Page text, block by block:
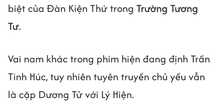
biệt của Đàn Kiện Thứ trong Trường Tương
Tư.
Vai nam khác trong phim hiện đang định Trần
Tinh Húc, tuy nhiên tuyên truyền chủ yếu vẫn
là cặp Dương Tử với Lý Hiện.